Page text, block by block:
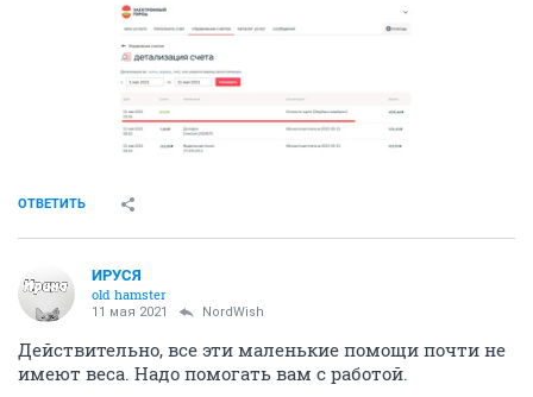
ОТВЕТИТЬ
ИРУСЯ
old hamster
11 мая 2021 NordWish
Действительно, все эти маленькие помощи почти не
имеют веса. Надо помогать вам с работой.